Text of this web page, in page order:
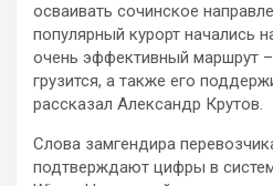
осваивать сочинское
популярный курорт начались
очень эффективный маршрут
грузится, а также его
рассказал Александр Крутов.
Слова замгендира
подтверждают цифры в